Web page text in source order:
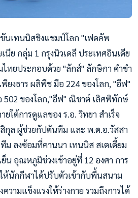
นเทนนิสชิงแชมป์โลก "เฟดคัพ
นีย กลุ่ม 1 กรุงนิวเดลี ประเทศอินเดีย
ไทยประกอบด้วย "ลักส์" ลักษิกา คำขำ
พียงธาร ผลิพืช มือ 224 ของโลก, "อีฟ"
ของโลก,"อีฟ" ณิชาต์ เลิศพิทักษ์
ใต้การดูแลของ ร.อ. วิทยา สำเร็จ
กุล ผู้ช่วยกัปตันทีม และ พ.ต.อ.วัสสา
ม ลงซ้อมที่คานนา เทนนิส สเตเดี้ยม
น อุณหภูมิช่วงเช้าอยู่ที่ 12 องศา การ
ห้นักกีฬาได้ปรับตัวเข้ากับพื้นสนาม
วามแข็งแรงให้ร่างกาย รวมถึงการได้